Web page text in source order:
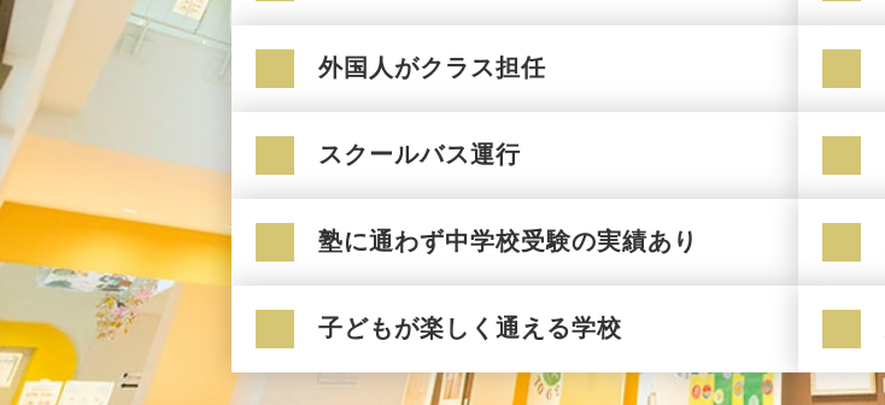
外国人がクラス担任
スクールバス運行
塾に通わず中学校受験の実績あり
子どもが楽しく通える学校